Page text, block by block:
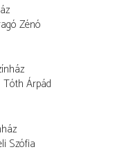
Zénó
Tóth Árpád
Szófia